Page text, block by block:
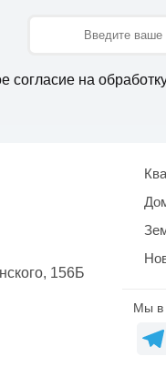
согласие на
156Б
Мы в